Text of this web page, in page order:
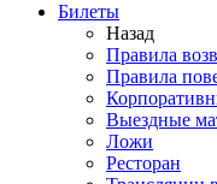
Билеты
Назад
Правила
Правила
Выездные
Ложи
Ресторан